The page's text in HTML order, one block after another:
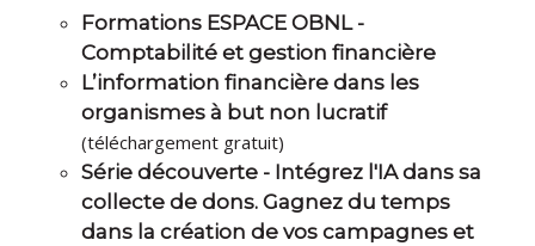
Formations ESPACE OBNL -
Comptabilité et gestion financière
L’information financière dans les
organismes à but non lucratif
(téléchargement gratuit)
Série découverte - Intégrez l'IA dans sa
collecte de dons. Gagnez du temps
dans la création de vos campagnes et